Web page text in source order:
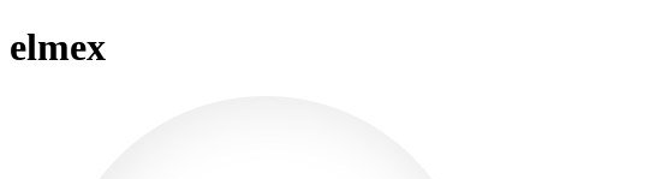
elmex